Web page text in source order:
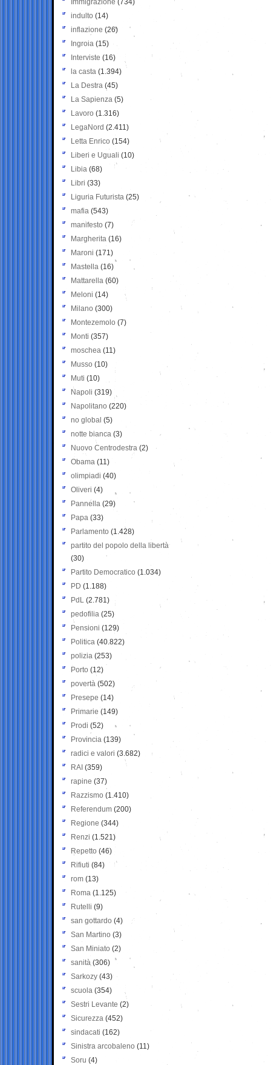
Immigrazione (734)
indulto (14)
inflazione (26)
Ingroia (15)
Interviste (16)
la casta (1.394)
La Destra (45)
La Sapienza (5)
Lavoro (1.316)
LegaNord (2.411)
Letta Enrico (154)
Liberi e Uguali (10)
Libia (68)
Libri (33)
Liguria Futurista (25)
mafia (543)
manifesto (7)
Margherita (16)
Maroni (171)
Mastella (16)
Mattarella (60)
Meloni (14)
Milano (300)
Montezemolo (7)
Monti (357)
moschea (11)
Musso (10)
Muti (10)
Napoli (319)
Napolitano (220)
no global (5)
notte bianca (3)
Nuovo Centrodestra (2)
Obama (11)
olimpiadi (40)
Oliveri (4)
Pannella (29)
Papa (33)
Parlamento (1.428)
partito del popolo della libertà
(30)
Partito Democratico (1.034)
PD (1.188)
PdL (2.781)
pedofilia (25)
Pensioni (129)
Politica (40.822)
polizia (253)
Porto (12)
povertà (502)
Presepe (14)
Primarie (149)
Prodi (52)
Provincia (139)
radici e valori (3.682)
RAI (359)
rapine (37)
Razzismo (1.410)
Referendum (200)
Regione (344)
Renzi (1.521)
Repetto (46)
Rifiuti (84)
rom (13)
Roma (1.125)
Rutelli (9)
san gottardo (4)
San Martino (3)
San Miniato (2)
sanità (306)
Sarkozy (43)
scuola (354)
Sestri Levante (2)
Sicurezza (452)
sindacati (162)
Sinistra arcobaleno (11)
Soru (4)